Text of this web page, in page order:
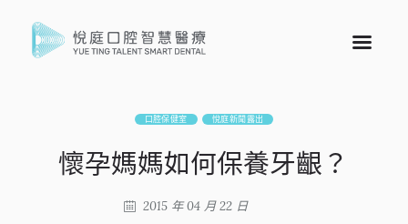
口腔保健室 悅庭新聞露出
懷孕媽媽如何保養牙齦？
2015 年 04 月 22 日